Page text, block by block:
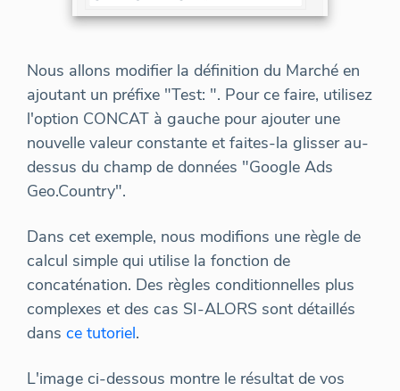
Nous allons modifier la définition du Marché en
ajoutant un préfixe "Test: ". Pour ce faire, utilisez
l'option CONCAT à gauche pour ajouter une
nouvelle valeur constante et faites-la glisser au-
dessus du champ de données "Google Ads
Geo.Country".
Dans cet exemple, nous modifions une règle de
calcul simple qui utilise la fonction de
concaténation. Des règles conditionnelles plus
complexes et des cas SI-ALORS sont détaillés
dans ce tutoriel.
L'image ci-dessous montre le résultat de vos